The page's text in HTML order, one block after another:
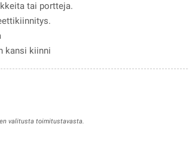
tai portteja.
kansi kiinni
valitusta toimitustavasta.